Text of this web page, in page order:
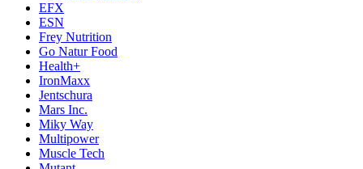
EFX
ESN
Frey Nutrition
Go Natur Food
Health+
IronMaxx
Jentschura
Mars Inc.
Miky Way
Multipower
Muscle Tech